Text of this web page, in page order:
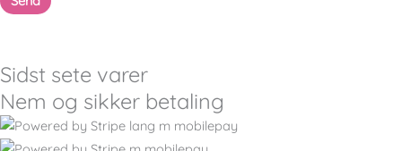
Sidst sete varer
Nem og sikker betaling